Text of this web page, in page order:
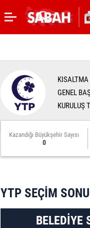
KISALTMA
GENEL
KURULUŞ
Kazandığı Büyükşehir Sayısı
0
YTP SEÇİM
BELEDİYE